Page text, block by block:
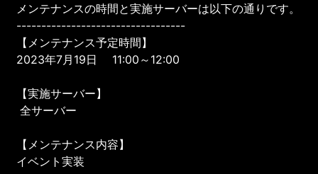
メンテナンスの時間と実施サーバーは以下の通りです。
----------------------------------
【メンテナンス予定時間】
2023年7月19日 11:00～12:00
【実施サーバー】
全サーバー
【メンテナンス内容】
イベント実装